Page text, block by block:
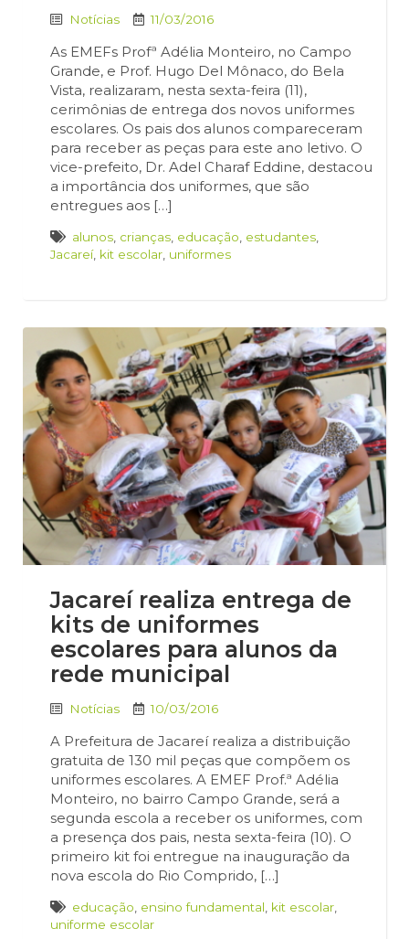
Notícias 11/03/2016
As EMEFs Profª Adélia Monteiro, no Campo
Grande, e Prof. Hugo Del Mônaco, do Bela
Vista, realizaram, nesta sexta-feira (11),
cerimônias de entrega dos novos uniformes
escolares. Os pais dos alunos compareceram
para receber as peças para este ano letivo. O
vice-prefeito, Dr. Adel Charaf Eddine, destacou
a importância dos uniformes, que são
entregues aos […]
alunos crianças educação estudantes
Jacareí, kit escolar uniformes
Jacareí realiza entrega de
kits de uniformes
escolares para alunos da
rede municipal
Notícias 10/03/2016
A Prefeitura de Jacareí realiza a distribuição
gratuita de 130 mil peças que compõem os
uniformes escolares. A EMEF Prof.ª Adélia
Monteiro, no bairro Campo Grande, será a
segunda escola a receber os uniformes, com
a presença dos pais, nesta sexta-feira (10). O
primeiro kit foi entregue na inauguração da
nova escola do Rio Comprido, […]
educação ensino fundamental kit escolar
uniforme escolar